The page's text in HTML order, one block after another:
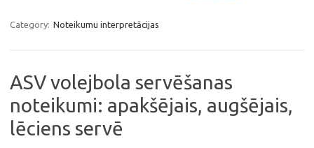
Category: Noteikumu interpretācijas
ASV volejbola servēšanas
noteikumi: apakšējais, augšējais,
lēciens servē